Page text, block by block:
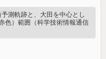
測軌跡と、大田を中心とし
色）範囲（科学技術情報通信